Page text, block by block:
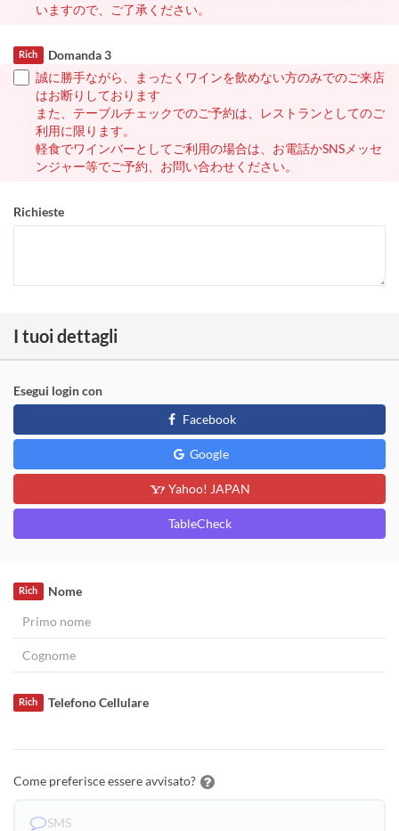
いますので、ご了承ください。
Domanda 3
Rich
誠に勝手ながら、まったくワインを飲めない方のみでのご来店
はお断りしております
また、テーブルチェックでのご予約は、レストランとしてのご
利用に限ります。
軽食でワインバーとしてご利用の場合は、お電話かSNSメッセ
ンジャー等でご予約、お問い合わせください。
Richieste
I tuoi dettagli
Esegui login con
Facebook
Google
Yahoo! JAPAN
TableCheck
Nome
Rich
Telefono Cellulare
Rich
Come preferisce essere avvisato?
SMS